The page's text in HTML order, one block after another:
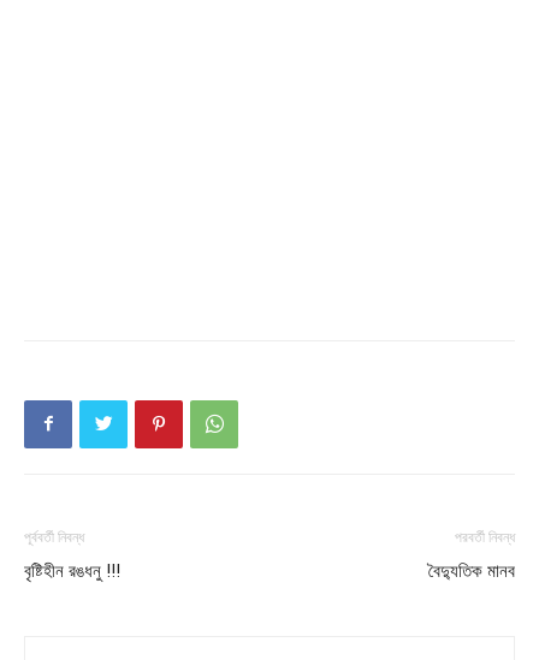
Contact us
পূর্ববর্তী নিবন্ধ
বৃষ্টিহীন রঙধনু !!!
পরবর্তী নিবন্ধ
বৈদ্যুতিক মানব